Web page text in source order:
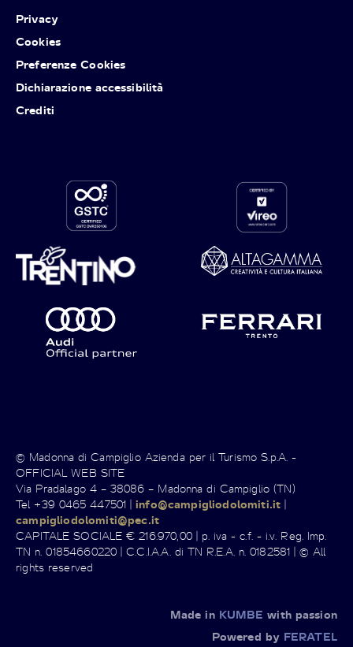
Privacy
Cookies
Preferenze Cookies
Dichiarazione accessibilità
Crediti
© Madonna di Campiglio Azienda per il Turismo S.p.A. -
OFFICIAL WEB SITE
Via Pradalago 4 – 38086 – Madonna di Campiglio (TN)
Tel +39 0465 447501 |info@campigliodolomiti.it |
campigliodolomiti@pec.it
CAPITALE SOCIALE € 216.970,00 | p. iva - c.f. - i.v. Reg. Imp.
TN n. 01854660220 | C.C.I.A.A. di TN R.E.A. n. 0182581 | © All
rights reserved
Made in KUMBE with passion
Powered by FERATEL